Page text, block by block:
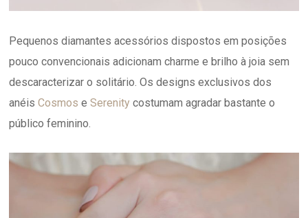
Pequenos diamantes acessórios dispostos em posições
pouco convencionais adicionam charme e brilho à joia sem
descaracterizar o solitário. Os designs exclusivos dos
anéisCosmos eSerenity costumam agradar bastante o
público feminino.